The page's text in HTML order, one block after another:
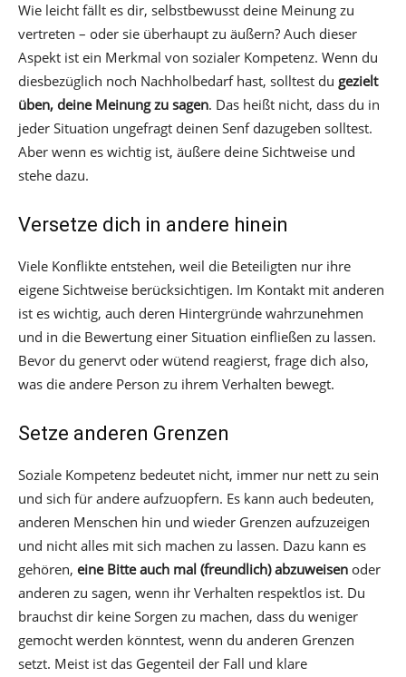
Wie leicht fällt es dir, selbstbewusst deine Meinung zu
vertreten – oder sie überhaupt zu äußern? Auch dieser
Aspekt ist ein Merkmal von sozialer Kompetenz. Wenn du
diesbezüglich noch Nachholbedarf hast, solltest du gezielt
üben, deine Meinung zu sagen. Das heißt nicht, dass du in
jeder Situation ungefragt deinen Senf dazugeben solltest.
Aber wenn es wichtig ist, äußere deine Sichtweise und
stehe dazu.
Versetze dich in andere hinein
Viele Konflikte entstehen, weil die Beteiligten nur ihre
eigene Sichtweise berücksichtigen. Im Kontakt mit anderen
ist es wichtig, auch deren Hintergründe wahrzunehmen
und in die Bewertung einer Situation einfließen zu lassen.
Bevor du genervt oder wütend reagierst, frage dich also,
was die andere Person zu ihrem Verhalten bewegt.
Setze anderen Grenzen
Soziale Kompetenz bedeutet nicht, immer nur nett zu sein
und sich für andere aufzuopfern. Es kann auch bedeuten,
anderen Menschen hin und wieder Grenzen aufzuzeigen
und nicht alles mit sich machen zu lassen. Dazu kann es
gehören, eine Bitte auch mal (freundlich) abzuweisen oder
anderen zu sagen, wenn ihr Verhalten respektlos ist. Du
brauchst dir keine Sorgen zu machen, dass du weniger
gemocht werden könntest, wenn du anderen Grenzen
setzt. Meist ist das Gegenteil der Fall und klare